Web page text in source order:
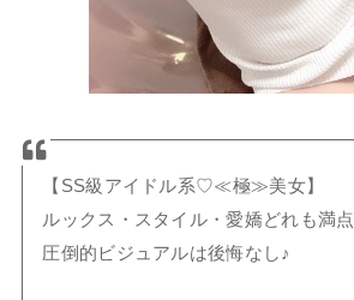
【SS級アイドル系♡≪極≫美女】
ルックス・スタイル・愛嬌どれも満点
圧倒的ビジュアルは後悔なし♪